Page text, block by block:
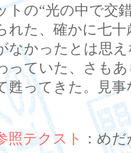
トの“光の中で交
れた、確かに七
なかったとは思
っていた、さも
甦ってきた。見
照テクスト ：め